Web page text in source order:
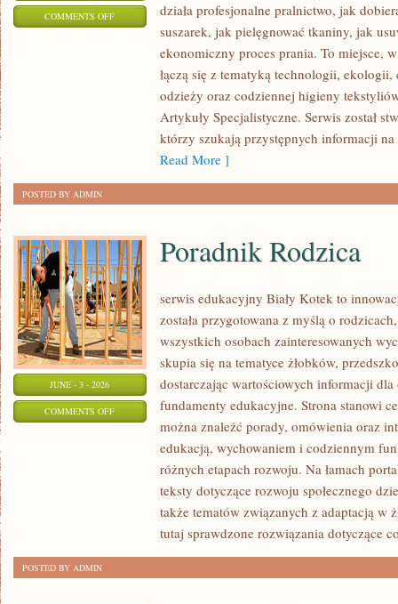
COMMENTS OFFON
ARTYKUŁY
SPECJALISTYCZNE
działa profesjonalne pralnictwo, jak
suszarek, jak pielęgnować tkaniny, jak
ekonomiczny proces prania. To miejsce,
łączą się z tematyką technologii,
odzieży oraz codziennej higieny
Artykuły Specjalistyczne. Serwis został
którzy szukają przystępnych informacji
Read More ]
POSTED BY ADMIN
JUNE - 3 - 2026
COMMENTS OFFON
Poradnik Rodzica
serwis edukacyjny Biały Kotek to
została przygotowana z myślą o
wszystkich osobach zainteresowanych
skupia się na tematyce żłobków,
dostarczając wartościowych informacji
fundamenty edukacyjne. Strona stanowi
można znaleźć porady, omówienia oraz
edukacją, wychowaniem i codziennym
różnych etapach rozwoju. Na łamach
teksty dotyczące rozwoju społecznego
także tematów związanych z adaptacją w
tutaj sprawdzone rozwiązania dotyczące
POSTED BY ADMIN